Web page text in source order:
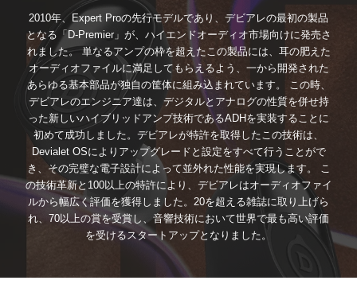
2010年、Expert Proの先行モデルであり、デビアレの最初の製品
となる「D-Premier」が、ハイエンドオーディオ市場向けに発売さ
れました。 単なるアンプの枠を超えたこの製品には、耳の肥えた
オーディオファイルに満足してもらえるよう、一から開発された
あらゆる基本部品が独自の筐体に組み込まれています。 この時、
デビアレのエンジニア達は、デジタルとアナログの性質を併せ持
った新しいハイブリッドアンプ技術であるADHを実装することに
初めて成功しました。デビアレが特許を取得したこの技術は、
Devialet OSによりアップグレードと設定をすべて行うことがで
き、その完璧な電子設計によって並外れた性能を実現します。 こ
の技術革新と100以上の特許により、デビアレはオーディオファイ
ルから幅広く評価を獲得しました。20を超える雑誌に取り上げら
れ、70以上の賞を受賞し、音響技術において世界で最も高い評価
を受けるスタートアップとなりました。